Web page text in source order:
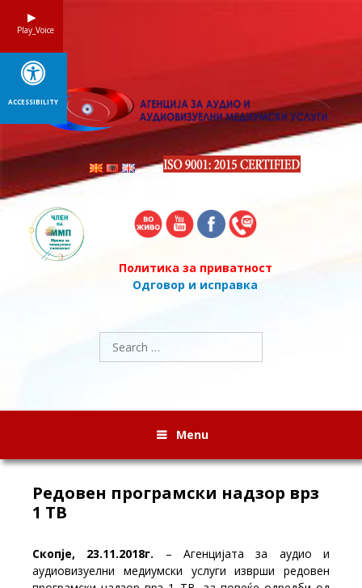
Политика за приватност
Одговор и исправка
Search
for:
Menu
Редовен програмски надзор врз
1 ТВ
Скопје, 23.11.2018г. – Агенцијата за аудио и
аудиовизуелни медиумски услуги изврши редовен
Play_Voice
ACCESSIBILITY